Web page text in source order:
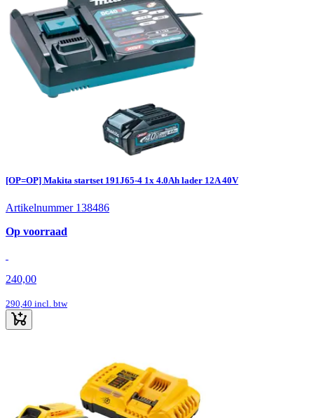
[OP=OP] Makita startset 191J65-4 1x 4.0Ah lader 12A 40V
Artikelnummer 138486
Op voorraad
240,00
290,40 incl. btw